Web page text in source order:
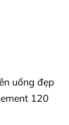
uống đẹp
120